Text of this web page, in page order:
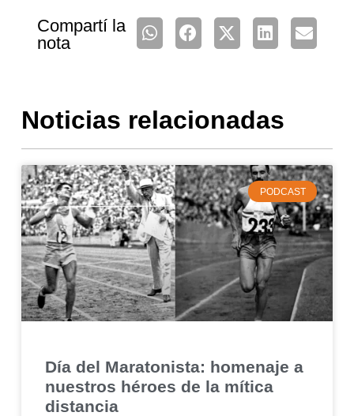
Compartí la
nota
Noticias relacionadas
PODCAST
Día del Maratonista: homenaje a
nuestros héroes de la mítica
distancia